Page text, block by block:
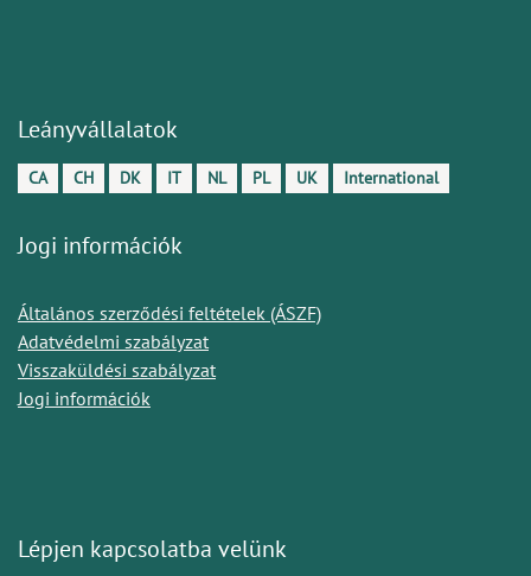
Leányvállalatok
CA CH DK IT NL PL UK International
Jogi információk
Általános szerződési feltételek (ÁSZF)
Adatvédelmi szabályzat
Visszaküldési szabályzat
Jogi információk
Lépjen kapcsolatba velünk